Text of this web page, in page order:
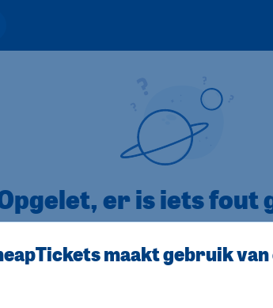
er is iets fout
maakt gebruik